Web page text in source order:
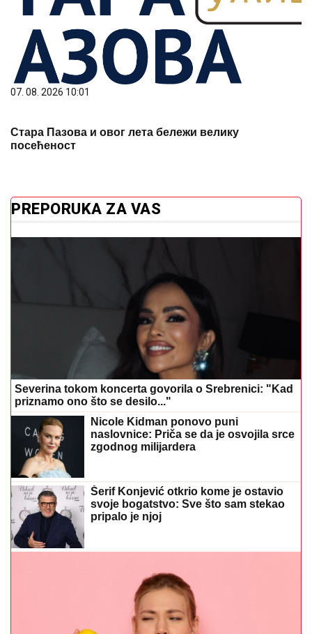
07. 08. 2026 10:01
Стара Пазова и овог лета бележи велику
посећеност
PREPORUKA ZA VAS
Severina tokom koncerta govorila o Srebrenici: "Kad
priznamo ono što se desilo..."
Nicole Kidman ponovo puni
naslovnice: Priča se da je osvojila srce
zgodnog milijardera
Šerif Konjević otkrio kome je ostavio
svoje bogatstvo: Sve što sam stekao
pripalo je njoj